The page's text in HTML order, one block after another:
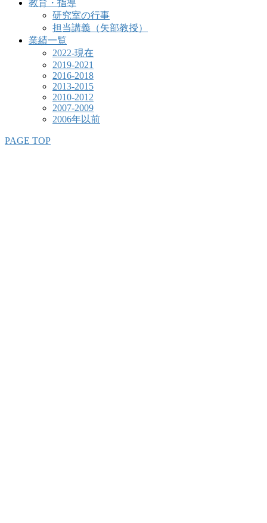
教育・指導
研究室の行事
担当講義（矢部教授）
業績一覧
2022-現在
2019-2021
2016-2018
2013-2015
2010-2012
2007-2009
2006年以前
PAGE TOP